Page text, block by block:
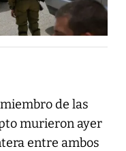
de las
murieron ayer
entre ambos